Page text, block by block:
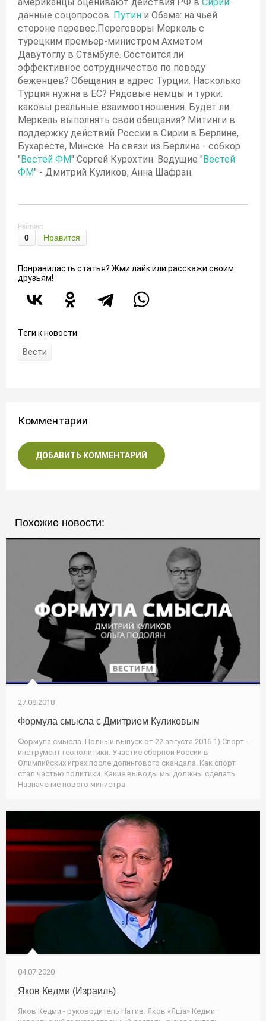
данные соцопросов. Путин и Обама: на чьей
стороне перевес.Переговоры Меркель с
турецким премьер-министром Ахметом
Давутоглу в Стамбуле. Состоится ли
эффективное сотрудничество по поводу
беженцев? Обещания в адрес Турции. Насколько
Турция нужна в ЕС? Рядовые немцы и турки:
каковы реальные взаимоотношения. Будет ли
Меркель выполнять свои обещания? Митинги в
поддержку действий России в Сирии в Берлине,
Бухаресте, Минске. На связи из Берлина - собкор
" Вестей ФМ" Сергей Курохтин. Ведущие " Вестей
ФМ" - Дмитрий Куликов, Анна Шафран.
Рейтинг:
0 Нравится
Понравиласть статья? Жми лайк или расскажи своим
друзьям!
Теги к новости:
Вести
Комментарии
ДОБАВИТЬ КОММЕНТАРИЙ
Похожие новости:
27.08.2018
Формула смысла с Дмитрием Куликовым
Формула смысла. Полный выпуск от 22 августа 2016 1) Спорт -
инструмент геополитики. Участие сборной России в
Олимпийских играх после допингового скандала. Как спорт
стал частью политики. Какие выводы мы должны сделать.
Назначение нового министра
04.07.2020
Яков Кедми (Израиль)
Яков Кедми - руководитель Натив. Яков «Яша» Кедми —